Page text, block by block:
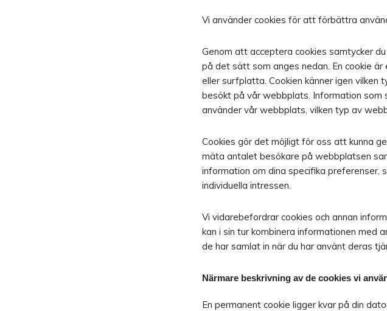
Vi använder cookies för att förbättra
Genom att acceptera cookies samtycker
på det sätt som anges nedan. En cookie
eller surfplatta. Cookien känner igen vilken
besökt på vår webbplats. Information som
använder vår webbplats, vilken typ av
Cookies gör det möjligt för oss att kunna
mäta antalet besökare på webbplatsen
information om dina specifika preferenser,
individuella intressen.
Vi vidarebefordrar cookies och annan
kan i sin tur kombinera informationen med
de har samlat in när du har använt deras
Närmare beskrivning av de cookies vi
En permanent cookie ligger kvar på din